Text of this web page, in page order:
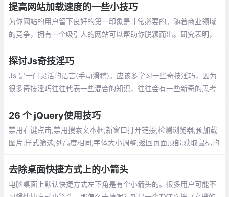
ght；继承 box-sizing
提高网站加载速度的一些小技巧
为你网站的用户留下良好的第一印象是非常必要的。随着商业领域
的竞争，拥有一个吸引人的网站可以帮助你脱颖而出。研究表明，
探讨Js奇技淫巧
Js 是一门灵活的语言(手动滑稽)。应该多学习一些奇技淫巧，因为
很多奇技淫巧往往代表一些混合的知识，往往会有一些新奇的思考
26 个 jQuery使用技巧
禁用右键点击;禁用搜索文本框;新窗口打开链接;检测浏览器;预加载
图片;样式筛选;列高度相同;字体大小调整;返回页面顶部;获取鼠标的
去除桌面快捷方式上的小箭头
电脑桌面上默认快捷方式左下角是有个小箭